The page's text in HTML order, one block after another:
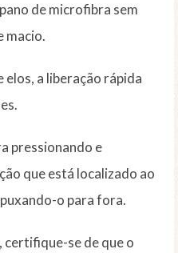
de microfibra sem
macio.
elos, a liberação rápida
pressionando e
que está localizado ao
o para fora.
se de que o